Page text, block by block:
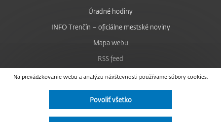
Na prevádzkovanie webu a analýzu návštevnosti používame súbory cookies.
Povoliť všetko
Úradné hodiny
INFO Trenčín – oficiálne mestské noviny
Mapa webu
RSS feed
Nastavenie cookies
Facebook